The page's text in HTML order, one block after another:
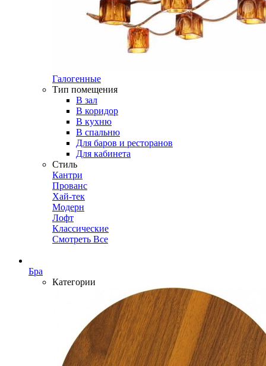
Галогенные
Тип помещения
В зал
В коридор
В кухню
В спальню
Для баров и ресторанов
Для кабинета
Стиль
Кантри
Прованс
Хай-тек
Модерн
Лофт
Классические
Смотреть Все
Бра
Категории